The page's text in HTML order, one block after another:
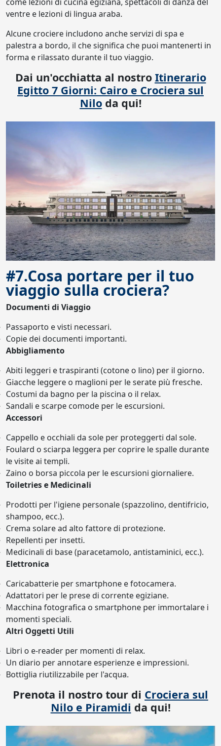
ventre e lezioni di lingua araba.
Alcune crociere includono anche servizi di spa e
palestra a bordo, il che significa che puoi mantenerti in
forma e rilassato durante il tuo viaggio.
Dai un'occhiatta al nostro Itinerario
Egitto 7 Giorni: Cairo e Crociera sul
Niloda qui!
#7.Cosa portare per il tuo
viaggio sulla crociera?
Documenti di Viaggio
Passaporto e visti necessari.
Copie dei documenti importanti.
Abbigliamento
Abiti leggeri e traspiranti (cotone o lino) per il giorno.
Giacche leggere o maglioni per le serate più fresche.
Costumi da bagno per la piscina o il relax.
Sandali e scarpe comode per le escursioni.
Accessori
Cappello e occhiali da sole per proteggerti dal sole.
Foulard o sciarpa leggera per coprire le spalle durante
le visite ai templi.
Zaino o borsa piccola per le escursioni giornaliere.
Toiletries e Medicinali
Prodotti per l'igiene personale (spazzolino, dentifricio,
shampoo, ecc.).
Crema solare ad alto fattore di protezione.
Repellenti per insetti.
Medicinali di base (paracetamolo, antistaminici, ecc.).
Elettronica
Caricabatterie per smartphone e fotocamera.
Adattatori per le prese di corrente egiziane.
Macchina fotografica o smartphone per immortalare i
momenti speciali.
Altri Oggetti Utili
Libri o e-reader per momenti di relax.
Un diario per annotare esperienze e impressioni.
Bottiglia riutilizzabile per l'acqua.
Prenota il nostro tour di Crociera sul
Nilo e Piramidi da qui!